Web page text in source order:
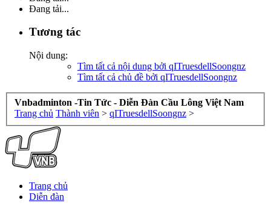
Đang tải...
Tương tác
Nội dung:
Tìm tất cả nội dung bởi qITruesdellSoongnz
Tìm tất cả chủ đề bởi qITruesdellSoongnz
Vnbadminton -Tin Tức - Diễn Đàn Cầu Lông Việt Nam
Trang chủ Thành viên > qITruesdellSoongnz >
Trang chủ
Diễn đàn